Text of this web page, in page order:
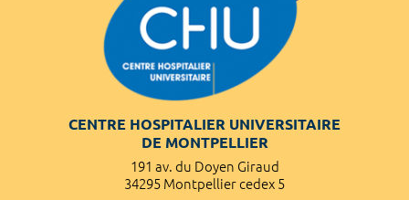
CENTRE HOSPITALIER UNIVERSITAIRE
DE MONTPELLIER
191 av. du Doyen Giraud
34295 Montpellier cedex 5